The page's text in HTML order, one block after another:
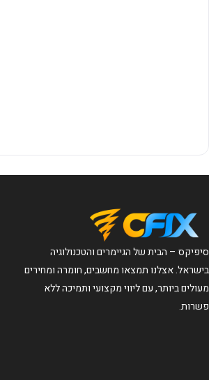
סיפיקס – הבית של הגיימרים והטכנולוגיה
בישראל. אצלנו תמצאו מחשבים, חומרה ומחירים
מעולים ביותר, עם ליווי מקצועי ותמיכה ללא
פשרות.